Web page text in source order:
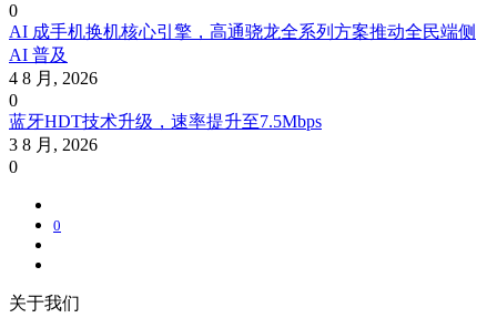
0
AI 成手机换机核心引擎，高通骁龙全系列方案推动全民端侧
AI 普及
4 8 月, 2026
0
蓝牙HDT技术升级，速率提升至7.5Mbps
3 8 月, 2026
0
0
关于我们